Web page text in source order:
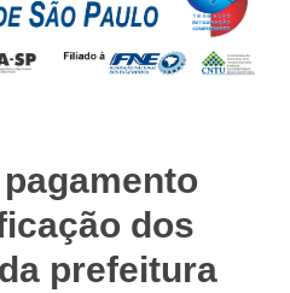
dos
prefeitura